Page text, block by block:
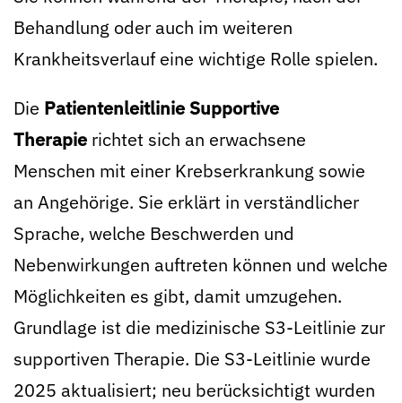
Behandlung oder auch im weiteren
Krankheitsverlauf eine wichtige Rolle spielen.
Die Patientenleitlinie Supportive
Therapie richtet sich an erwachsene
Menschen mit einer Krebserkrankung sowie
an Angehörige. Sie erklärt in verständlicher
Sprache, welche Beschwerden und
Nebenwirkungen auftreten können und welche
Möglichkeiten es gibt, damit umzugehen.
Grundlage ist die medizinische S3-Leitlinie zur
supportiven Therapie. Die S3-Leitlinie wurde
2025 aktualisiert; neu berücksichtigt wurden